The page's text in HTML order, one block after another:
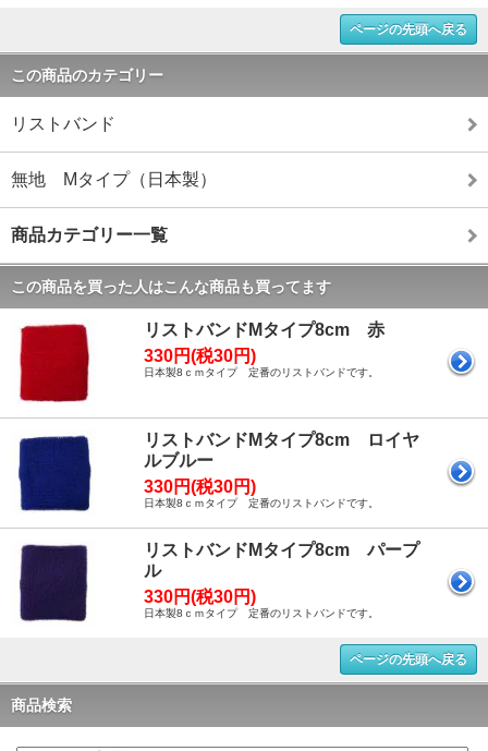
ページの先頭へ戻る
この商品のカテゴリー
リストバンド
無地 Mタイプ（日本製）
商品カテゴリー一覧
この商品を買った人はこんな商品も買ってます
リストバンドMタイプ8cm 赤
330円(税30円)
日本製8ｃｍタイプ 定番のリストバンドです。
リストバンドMタイプ8cm ロイヤ
ルブルー
330円(税30円)
日本製8ｃｍタイプ 定番のリストバンドです。
リストバンドMタイプ8cm パープ
ル
330円(税30円)
日本製8ｃｍタイプ 定番のリストバンドです。
ページの先頭へ戻る
商品検索